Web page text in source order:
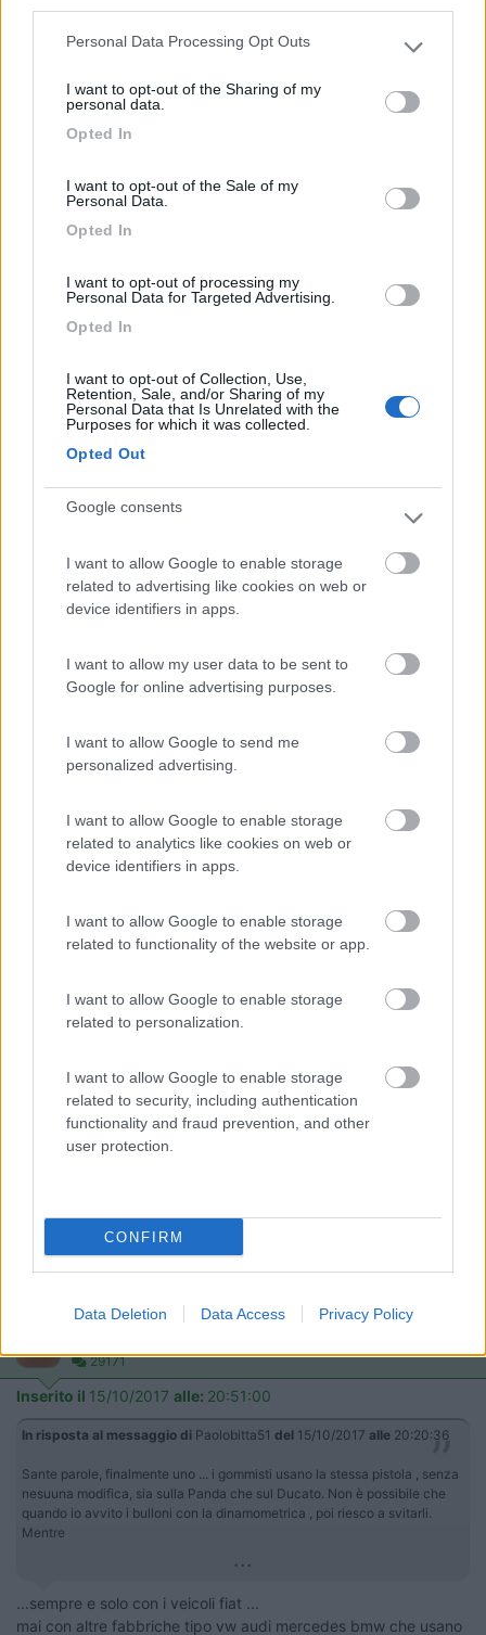
Please note that this website/app uses one or more Google
not limited to your visit or usage behaviour. You may click to
use your data for below specified purposes in below Google
Personal Data Processing Opt Outs
I want to opt-out of the Sharing of my
personal data.
Opted In
I want to opt-out of the Sale of my
Personal Data.
Opted In
I want to opt-out of processing my
Personal Data for Targeted Advertising.
Opted In
I want to opt-out of Collection, Use,
Retention, Sale, and/or Sharing of my
Personal Data that Is Unrelated with the
Purposes for which it was collected.
Opted Out
Google consents
I want to allow Google to enable storage
related to advertising like cookies on web or
device identifiers in apps.
I want to allow my user data to be sent to
Google for online advertising purposes.
I want to allow Google to send me
personalized advertising.
I want to allow Google to enable storage
related to analytics like cookies on web or
device identifiers in apps.
I want to allow Google to enable storage
related to functionality of the website or app.
I want to allow Google to enable storage
related to personalization.
I want to allow Google to enable storage
related to security, including authentication
functionality and fraud prevention, and other
user protection.
CONFIRM
Data Deletion Data Access Privacy Policy
In conseguenza di cio', mi sono dotato, oramai da molti anni, di
chiave dinamometrica e ogni volta che torno dal gommista
Con la chiave dinamometrica inoltre si rileva subito se qualche
bullone e' stato avvitato non correttamente.
Da allora mai nessun problema con il montaggio / smontaggio
w30430
772
Inserito il
Ho trovato allo sfascio dei bulloni stesso diametro ma con
esagono da 24 anzichè 21,potrei togliere uno per ogni ruota ed
inserire il 24 a mo di modico deterrente .
silvio Roma
Modificato da w30430 il 15/10/2017 alle 16:47:51
chissa perchè succede con i bulloni dei veicoli fiat ? sarà forse
perchè sono di ferraccio mah tutti veicoli hanno il foro filettato
passante quindi esposti all umidità sporco delle strade quindi
metti sulla punta una sporcata di grasso ramato . e poi vedrai
Paolobitta51
Inserito il15/10/2017 alle:20:20:36
In risposta al messaggio disalvatore
serraggi errati (superiori al prescritto) fatti dal gommista, Sempre nella
mia esperienza, ho visto raramente utilizzata la chiave dinamometrica
Sante parole, finalmente uno ... i gommisti usano la stessa
Ducato. Non è possibile che quando io avvito i bulloni con la
dinamometrica , poi riesco a svitarli. Mentre se vai dal gommista
, poi hai bisogno di almeno un tubo da 1/2 pollice da 1 metro
infilato nella chiave. Le "pistole" professionali hanno , molto
serraggio con la pistola ... ho notato che bastano 2 o 3 gradi di
giro per sentire il clack. In pratica i bulloni erano già serrati ... e
PS: la pasta di rame costa al tubetto da 10 ml € 7,90
29171
Inserito il 15/10/2017 alle: 20:51:00
In risposta al messaggio di Paolobitta51 del 15/10/2017 alle 20:20:36
Sante parole, finalmente uno ... i gommisti usano la stessa pistola , senza
nesuuna modifica, sia sulla Panda che sul Ducato. Non è possibile che
quando io avvito i bulloni con la dinamometrica , poi riesco a svitarli.
Mentre
...
...sempre e solo con i veicoli fiat ...
mai con altre fabbriche tipo vw audi mercedes bmw che usano